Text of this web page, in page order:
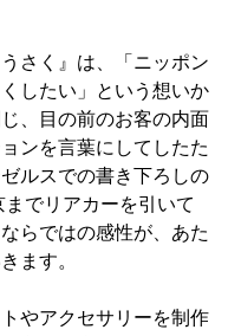
さく』は、「ニッポン
したい」という想いか
、目の前のお客の内面
ンを言葉にしてしたた
ルスでの書き下ろしの
でリアカーを引いて
らではの感性が、あた
ます。
やアクセサリーを制作